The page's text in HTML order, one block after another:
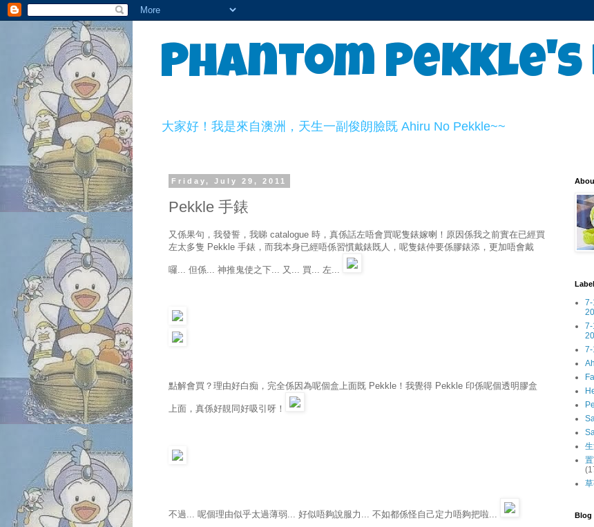
Phantom Pekkle's
大家好！我是來自澳洲，天生一副俊朗臉既 Ahiru No Pekkle~~
Friday, July 29, 2011
Pekkle 手錶
又係果句，我發誓，我睇 catalogue 時，真係話左唔會買呢隻錶嫁喇！原因係我之前實在已經買
左太多隻 Pekkle 手錶，而我本身已經唔係習慣戴錶既人，呢隻錶仲要係膠錶添，更加唔會戴
囉... 但係... 神推鬼使之下... 又... 買... 左...
點解會買？理由好白痴，完全係因為呢個盒上面既 Pekkle！我覺得 Pekkle 印係呢個透明膠盒
上面，真係好靚同好吸引呀！
不過... 呢個理由似乎太過薄弱... 好似唔夠說服力... 不如都係怪自己定力唔夠把啦...
7-
7-
7-
Blog